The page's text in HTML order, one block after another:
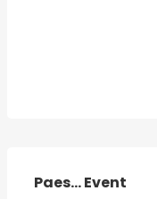
Paes... Event